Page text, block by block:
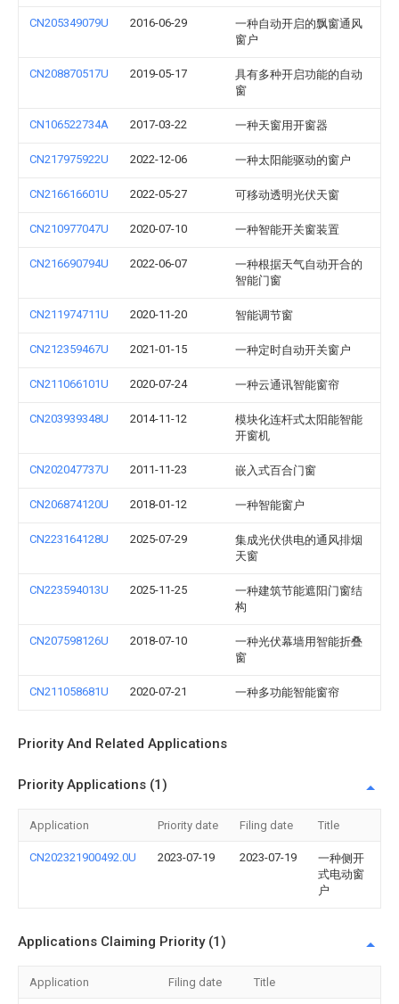
CN205349079U 2016-06-29
一种自动开启的飘窗通风
窗户
CN208870517U 2019-05-17
具有多种开启功能的自动
窗
CN106522734A 2017-03-22 一种天窗用开窗器
CN217975922U 2022-12-06 一种太阳能驱动的窗户
CN216616601U 2022-05-27 可移动透明光伏天窗
CN210977047U 2020-07-10 一种智能开关窗装置
CN216690794U 2022-06-07
一种根据天气自动开合的
智能门窗
CN211974711U 2020-11-20 智能调节窗
CN212359467U 2021-01-15 一种定时自动开关窗户
CN211066101U 2020-07-24 一种云通讯智能窗帘
CN203939348U 2014-11-12
模块化连杆式太阳能智能
开窗机
CN202047737U 2011-11-23 嵌入式百合门窗
CN206874120U 2018-01-12 一种智能窗户
CN223164128U 2025-07-29
集成光伏供电的通风排烟
天窗
CN223594013U 2025-11-25
一种建筑节能遮阳门窗结
构
CN207598126U 2018-07-10
一种光伏幕墙用智能折叠
窗
CN211058681U 2020-07-21 一种多功能智能窗帘
Priority And Related Applications
Priority Applications (1)
Application Priority date Filing date Title
CN202321900492.0U 2023-07-19 2023-07-19
一种侧开
式电动窗
户
Applications Claiming Priority (1)
Application Filing date Title